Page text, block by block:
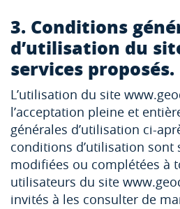
3. Conditions
d’utilisation du
services proposés.
L’utilisation du site
l’acceptation pleine et
générales d’utilisation ci-
conditions d’utilisation sont
modifiées ou complétées à
utilisateurs du site
invités à les consulter de